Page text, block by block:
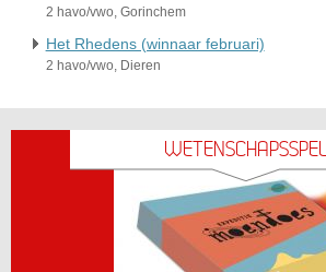
2 havo/vwo, Gorinchem
Het Rhedens (winnaar februari)
2 havo/vwo, Dieren
WETENSCHAPSSPEL